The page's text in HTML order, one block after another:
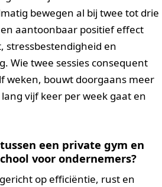
bewegen al bij twee tot drie
aantoonbaar positief effect
stressbestendigheid en
Wie twee sessies consequent
weken, bouwt doorgaans meer
vijf keer per week gaat en
een private gym en
voor ondernemers?
op efficiëntie, rust en